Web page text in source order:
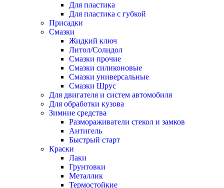
Для пластика
Для пластика с губкой
Присадки
Смазки
Жидкий ключ
Литол/Солидол
Смазки прочие
Смазки силиконовые
Смазки универсальные
Смазки Шрус
Для двигателя и систем автомобиля
Для обработки кузова
Зимние средства
Размораживатели стекол и замков
Антигель
Быстрый старт
Краски
Лаки
Грунтовки
Металлик
Термостойкие